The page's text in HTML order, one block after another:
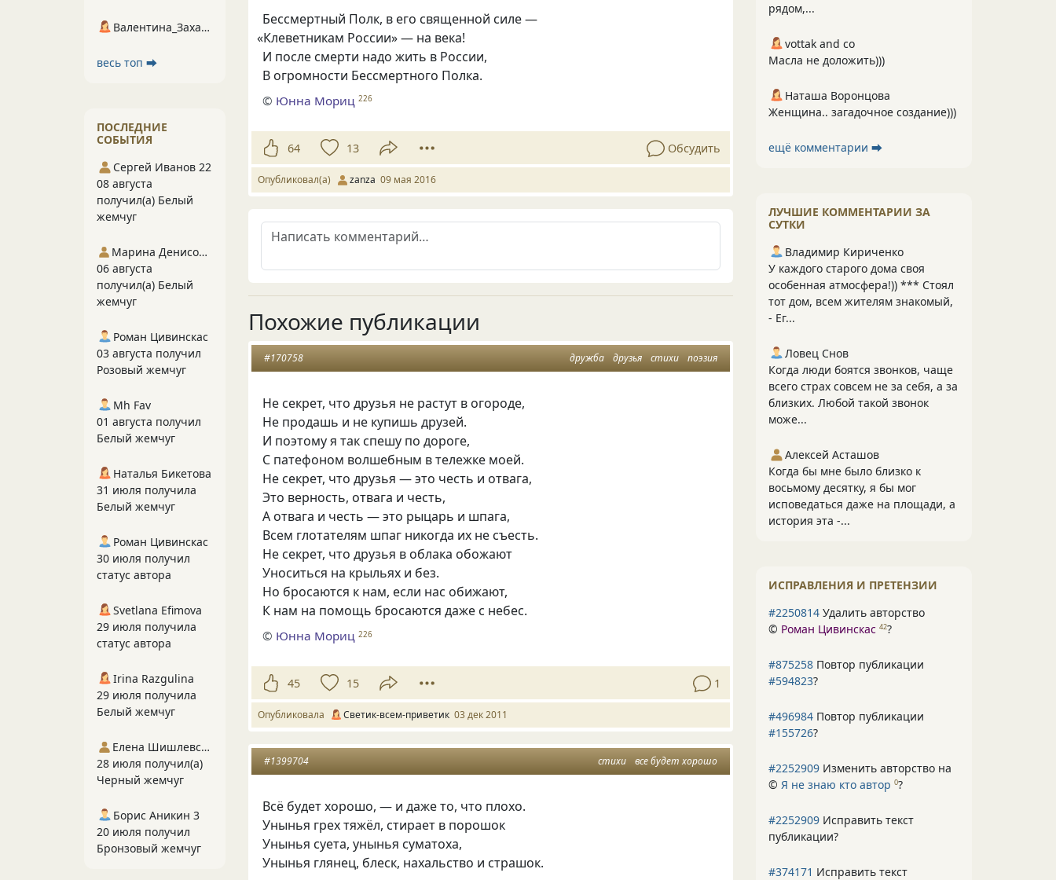
Бессмертный Полк, в его священной силе —
«Клеветникам России» — на века!
И после смерти надо жить в России,
В огромности Бессмертного Полка.
© Юнна Мориц 226
64 13 Обсудить
Опубликовал(а) zanza 09 мая 2016
Похожие публикации
дружба друзья стихи поэзия
#170758
Не секрет, что друзья не растут в огороде,
Не продашь и не купишь друзей.
И поэтому я так спешу по дороге,
С патефоном волшебным в тележке моей.
Не секрет, что друзья — это честь и отвага,
Это верность, отвага и честь,
А отвага и честь — это рыцарь и шпага,
Всем глотателям шпаг никогда их не съесть.
Не секрет, что друзья в облака обожают
Уноситься на крыльях и без.
Но бросаются к нам, если нас обижают,
К нам на помощь бросаются даже с небес.
© Юнна Мориц 226
45 15 1
Опубликовала Светик-всем-приветик 03 дек 2011
стихи все будет хорошо
#1399704
Всё будет хорошо, — и даже то, что плохо.
Унынья грех тяжёл, стирает в порошок
Унынья суета, унынья суматоха,
Унынья глянец, блеск, нахальство и страшок.
рядом,...
vottak and co
Масла не доложить)))
Наташа Воронцова
Женщина.. загадочное создание)))
ещё комментарии ⮕
ЛУЧШИЕ КОММЕНТАРИИ ЗА
СУТКИ
Владимир Кириченко
У каждого старого дома своя
особенная атмосфера!)) *** Стоял
тот дом, всем жителям знакомый,
- Ег...
Ловец Снов
Когда люди боятся звонков, чаще
всего страх совсем не за себя, а за
близких. Любой такой звонок
може...
Алексей Асташов
Когда бы мне было близко к
восьмому десятку, я бы мог
исповедаться даже на площади, а
история эта -...
ИСПРАВЛЕНИЯ И ПРЕТЕНЗИИ
#2250814 Удалить авторство
© Роман Цивинскас 42?
#875258 Повтор публикации
#594823?
#496984 Повтор публикации
#155726?
#2252909 Изменить авторство на
© Я не знаю кто автор 0?
#2252909 Исправить текст
публикации?
#374171 Исправить текст
Валентина_Захарова
весь топ ⮕
ПОСЛЕДНИЕ
СОБЫТИЯ
Сергей Иванов 22
08 августа
получил(а) Белый
жемчуг
Марина Денисова 5
06 августа
получил(а) Белый
жемчуг
Роман Цивинскас
03 августа получил
Розовый жемчуг
Mh Fav
01 августа получил
Белый жемчуг
Наталья Бикетова
31 июля получила
Белый жемчуг
Роман Цивинскас
30 июля получил
статус автора
Svetlana Efimova
29 июля получила
статус автора
Irina Razgulina
29 июля получила
Белый жемчуг
Елена Шишлевская
28 июля получил(а)
Черный жемчуг
Борис Аникин 3
20 июля получил
Бронзовый жемчуг